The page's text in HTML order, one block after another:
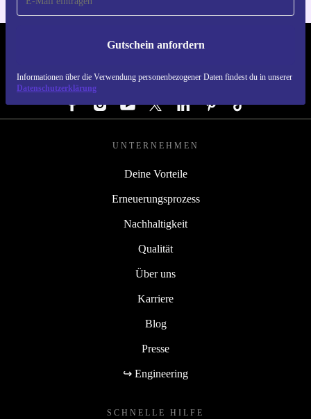
Gutschein anfordern
Informationen über die Verwendung personenbezogener Daten findest du in unserer
Datenschutzerklärung
REFURBED DEUTSCHLAND - RETHINK NEW.
FOLGE UNS
UNTERNEHMEN
Deine Vorteile
Erneuerungsprozess
Nachhaltigkeit
Qualität
Über uns
Karriere
Blog
Presse
↪ Engineering
SCHNELLE HILFE